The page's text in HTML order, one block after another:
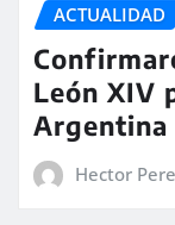
ACTUALIDAD
León XIV
Argentina
Hector